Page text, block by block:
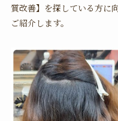
質改善】を探している方に
ご紹介します。